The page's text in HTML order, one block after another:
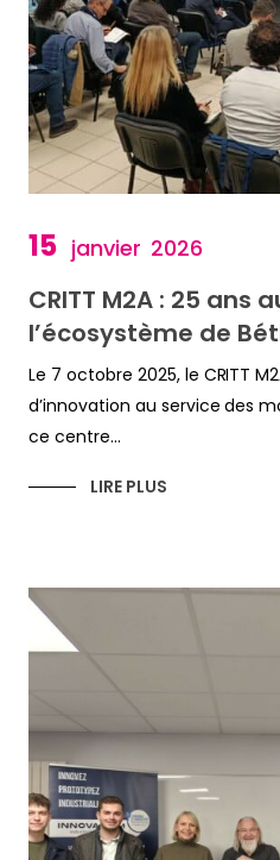
15 janvier 2026
CRITT M2A : 25 ans
l’écosystème de
Le 7 octobre 2025, le CRITT
d’innovation au service des
ce centre...
LIRE PLUS